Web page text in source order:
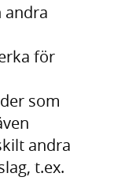
andra
för
som
andra
t.ex.